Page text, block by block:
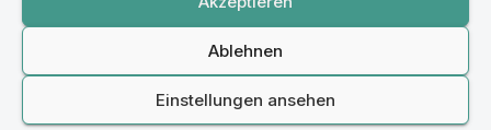
Ablehnen
Einstellungen ansehen
Stolz präsentiert von WordPress
Themeansar